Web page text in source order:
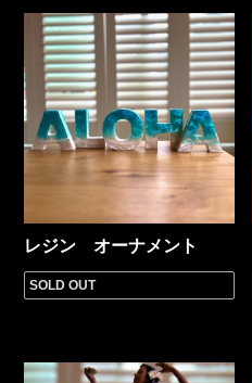
レジン オーナメント
SOLD OUT